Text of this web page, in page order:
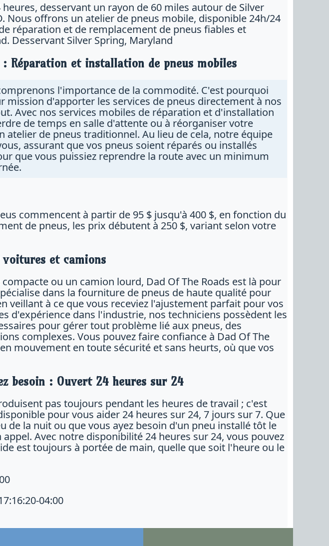
heures, desservant un rayon de 60 miles autour de Silver
Nous offrons un atelier de pneus mobile, disponible 24h/24
réparation et de remplacement de pneus fiables et
Desservant Silver Spring, Maryland
Réparation et installation de pneus mobiles
l'importance de la commodité. C'est pourquoi
mission d'apporter les services de pneus directement à nos
Avec nos services mobiles de réparation et d'installation
de temps en salle d'attente ou à réorganiser votre
de pneus traditionnel. Au lieu de cela, notre équipe
assurant que vos pneus soient réparés ou installés
que vous puissiez reprendre la route avec un minimum
commencent à partir de 95 $ jusqu'à 400 $, en fonction du
de pneus, les prix débutent à 250 $, variant selon votre
et camions
ou un camion lourd, Dad Of The Roads est là pour
dans la fourniture de pneus de haute qualité pour
veillant à ce que vous receviez l'ajustement parfait pour vos
d'expérience dans l'industrie, nos techniciens possèdent les
pour gérer tout problème lié aux pneus, des
complexes. Vous pouvez faire confiance à Dad Of The
mouvement en toute sécurité et sans heurts, où que vos
besoin : Ouvert 24 heures sur 24
pas toujours pendant les heures de travail ; c'est
pour vous aider 24 heures sur 24, 7 jours sur 7. Que
de la nuit ou que vous ayez besoin d'un pneu installé tôt le
Avec notre disponibilité 24 heures sur 24, vous pouvez
est toujours à portée de main, quelle que soit l'heure ou le
04:00